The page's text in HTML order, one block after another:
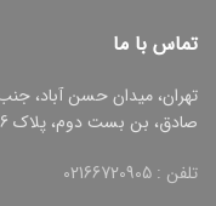
تماس با ما
تهران، میدان حسن آباد، جنب
صادق، بن بست دوم، پلاک 6 ، واحد 3
تلفن : 02166720905